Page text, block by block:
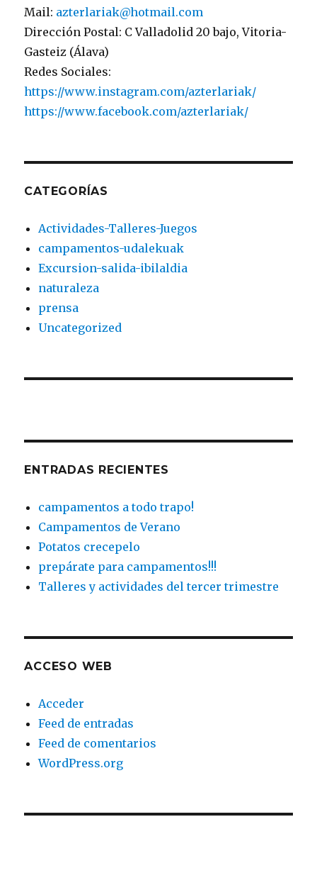
Mail: azterlariak@hotmail.com
Dirección Postal: C Valladolid 20 bajo, Vitoria-
Gasteiz (Álava)
Redes Sociales:
https://www.instagram.com/azterlariak/
https://www.facebook.com/azterlariak/
CATEGORÍAS
Actividades-Talleres-Juegos
campamentos-udalekuak
Excursion-salida-ibilaldia
naturaleza
prensa
Uncategorized
ENTRADAS RECIENTES
campamentos a todo trapo!
Campamentos de Verano
Potatos crecepelo
prepárate para campamentos!!!
Talleres y actividades del tercer trimestre
ACCESO WEB
Acceder
Feed de entradas
Feed de comentarios
WordPress.org